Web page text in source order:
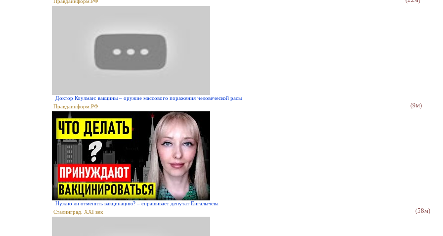
Доктор Коулман: вакцины – оружие массового поражения человеческой расы
Правдаинформ.РФ
(9м)
Нужно ли отменить вакцинацию? – спрашивает депутат Енгалычева
Сталинград. XXI век
(58м)